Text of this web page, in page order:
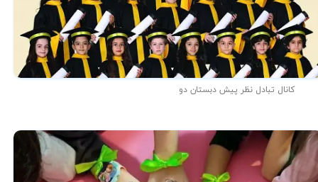
کانال تبادل نظر پیش دبستان دو